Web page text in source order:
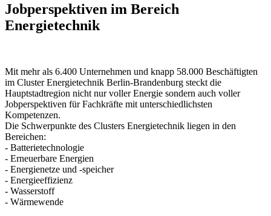
Jobperspektiven im Bereich
Energietechnik
Mit mehr als 6.400 Unternehmen und knapp 58.000 Beschäftigten
im Cluster Energietechnik Berlin-Brandenburg steckt die
Hauptstadtregion nicht nur voller Energie sondern auch voller
Jobperspektiven für Fachkräfte mit unterschiedlichsten
Kompetenzen.
Die Schwerpunkte des Clusters Energietechnik liegen in den
Bereichen:
- Batterietechnologie
- Erneuerbare Energien
- Energienetze und -speicher
- Energieeffizienz
- Wasserstoff
- Wärmewende